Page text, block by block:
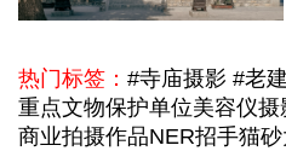
热门标签： #寺庙摄影 #老
重点文物保护单位美容仪摄
商业拍摄作品NER招手猫砂